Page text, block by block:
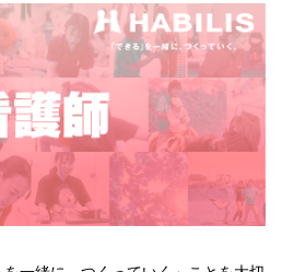
ら⇩
て、今できることから始め、未来の
る場所でありたいと願っています。
で広がっていくことを心から応援